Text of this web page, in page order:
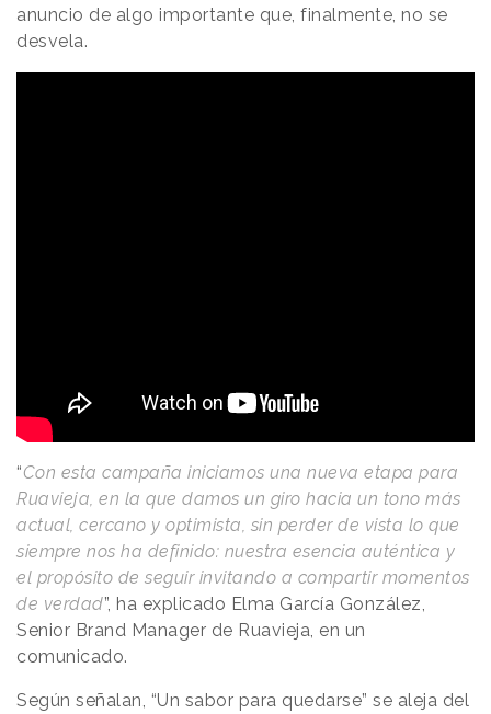
anuncio de algo importante que, finalmente, no se
desvela.
“Con esta campaña iniciamos una nueva etapa para
Ruavieja, en la que damos un giro hacia un tono más
actual, cercano y optimista, sin perder de vista lo que
siempre nos ha definido: nuestra esencia auténtica y
el propósito de seguir invitando a compartir momentos
de verdad”, ha explicado Elma García González,
Senior Brand Manager de Ruavieja, en un
comunicado.
Según señalan, “Un sabor para quedarse” se aleja del